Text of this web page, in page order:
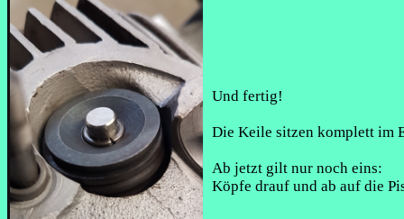
Und fertig!
Die Keile sitzen komplett im
Ab jetzt gilt nur noch eins:
Köpfe drauf und ab auf die